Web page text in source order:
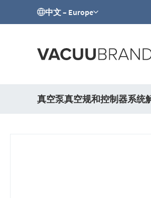
中文 – Europe
真空泵真空规和控制器系统